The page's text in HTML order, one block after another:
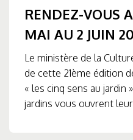
RENDEZ-VOUS
MAI AU 2 JUIN
Le ministère de la
de cette 21ème édition
« les cinq sens au jardin
jardins vous ouvrent